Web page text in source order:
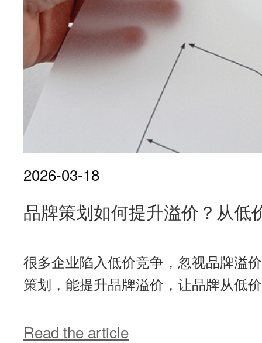
2026-03-18
品牌策划如何提升溢价？从低
很多企业陷入低价竞争，忽视品牌溢
策划，能提升品牌溢价，让品牌从低
Read the article